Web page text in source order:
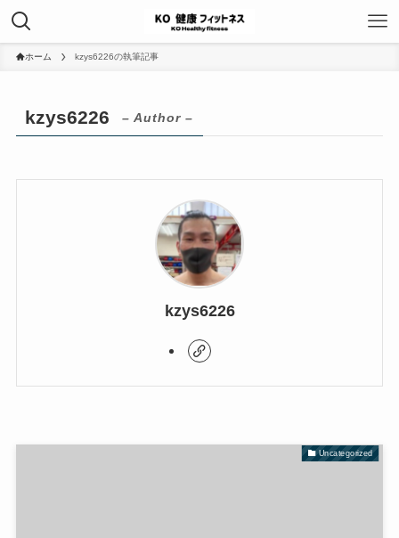
ホーム kzys6226の執筆記事
kzys6226 – Author –
kzys6226
Uncategorized